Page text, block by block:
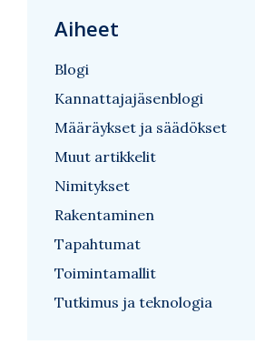
Aiheet
Blogi
Kannattajajäsenblogi
Määräykset ja säädökset
Muut artikkelit
Nimitykset
Rakentaminen
Tapahtumat
Toimintamallit
Tutkimus ja teknologia